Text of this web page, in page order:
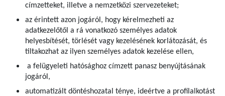
címzetteket, illetve a nemzetközi szervezeteket;
az érintett azon jogáról, hogy kérelmezheti az
adatkezelőtől a rá vonatkozó személyes adatok
helyesbítését, törlését vagy kezelésének korlátozását, és
tiltakozhat az ilyen személyes adatok kezelése ellen,
a felügyeleti hatósághoz címzett panasz benyújtásának
jogáról,
automatizált döntéshozatal ténye, ideértve a profilalkotást